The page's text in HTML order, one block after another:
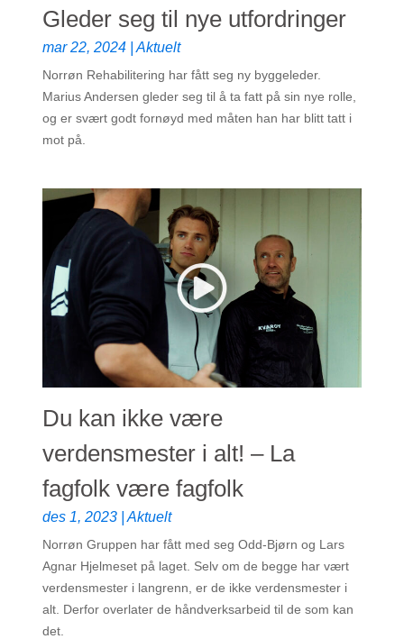
Gleder seg til nye utfordringer
mar 22, 2024 |Aktuelt
Norrøn Rehabilitering har fått seg ny byggeleder.
Marius Andersen gleder seg til å ta fatt på sin nye rolle,
og er svært godt fornøyd med måten han har blitt tatt i
mot på.
Du kan ikke være
verdensmester i alt! – La
fagfolk være fagfolk
des 1, 2023 |Aktuelt
Norrøn Gruppen har fått med seg Odd-Bjørn og Lars
Agnar Hjelmeset på laget. Selv om de begge har vært
verdensmester i langrenn, er de ikke verdensmester i
alt. Derfor overlater de håndverksarbeid til de som kan
det.